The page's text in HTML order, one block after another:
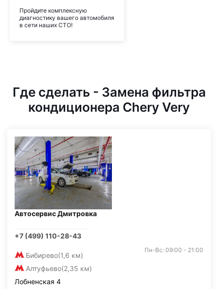
Пройдите комплексную
диагностику вашего автомобиля
в сети наших СТО!
Где сделать - Замена фильтра
кондиционера Chery Very
Автосервис Дмитровка
+7 (499) 110-28-43
Бибирево(1,6 км)
Алтуфьево(2,35 км)
Пн-Вс: 09:00 - 21:00
Лобненская 4